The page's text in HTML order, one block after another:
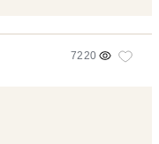
7220